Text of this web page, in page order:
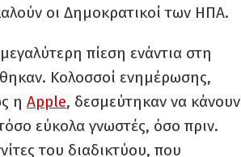
οι Δημοκρατικοί των ΗΠΑ.
πίεση ενάντια στη
Κολοσσοί ενημέρωσης,
η Apple, δεσμεύτηκαν να κάνουν
εύκολα γνωστές, όσο πριν.
του διαδικτύου, που